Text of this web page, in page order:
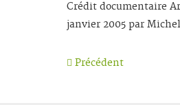
Crédit documentaire
janvier 2005 par
Précédent